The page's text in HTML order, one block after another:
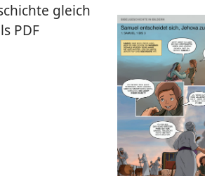
gleich
PDF